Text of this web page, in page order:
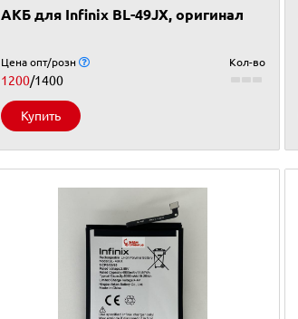
АКБ для Infinix BL-49JX, оригинал
Цена опт/розн
1200/1400
Кол-во
Купить